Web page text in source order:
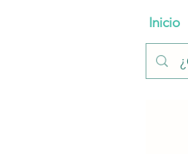
Inicio